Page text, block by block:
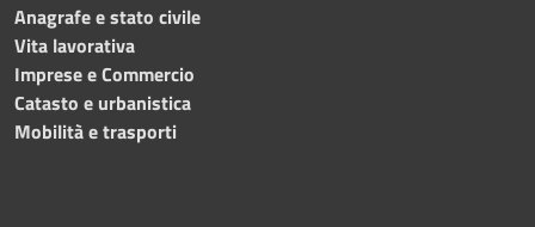
Anagrafe e stato civile
Vita lavorativa
Imprese e Commercio
Catasto e urbanistica
Mobilità e trasporti